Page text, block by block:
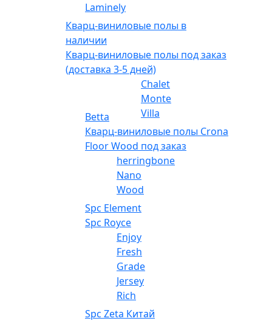
Laminely
Кварц-виниловые полы в
наличии
Кварц-виниловые полы под заказ
(доставка 3-5 дней)
Betta
Chalet
Monte
Villa
Кварц-виниловые полы Crona
Floor Wood под заказ
herringbone
Nano
Wood
Spc Element
Spc Royce
Enjoy
Fresh
Grade
Jersey
Rich
Spc Zeta Китай